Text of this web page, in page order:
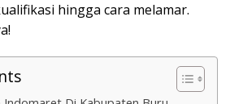
hingga cara melamar.